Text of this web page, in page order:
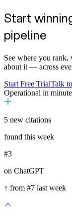
Start
pipeline
See where you rank,
about it — across
Start Free TrialTalk
Operational in
5 new citations
found this week
#3
on ChatGPT
↑ from #7 last week